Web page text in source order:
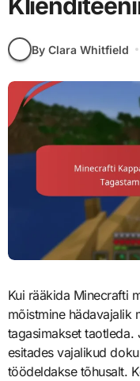
By Clara Whitfield
Kui rääkida Minecrafti
mõistmine hädavajalik
tagasimakset taotleda.
esitades vajalikud
töödeldakse tõhusalt.